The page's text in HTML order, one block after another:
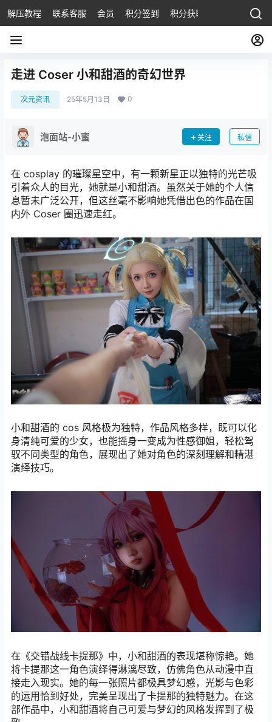
解压教程 联系客服 会员 积分签到 积分获取
走进 Coser 小和甜酒的奇幻世界
次元资讯 25年5月13日 0
泡面站-小蜜 关注 私信
在 cosplay 的璀璨星空中，有一颗新星正以独特的光芒吸
引着众人的目光，她就是小和甜酒。虽然关于她的个人信
息暂未广泛公开，但这丝毫不影响她凭借出色的作品在国
内外 Coser 圈迅速走红。
小和甜酒的 cos 风格极为独特，作品风格多样，既可以化
身清纯可爱的少女，也能摇身一变成为性感御姐，轻松驾
驭不同类型的角色，展现出了她对角色的深刻理解和精湛
演绎技巧。
在《交错战线卡提那》中，小和甜酒的表现堪称惊艳。她
将卡提那这一角色演绎得淋漓尽致，仿佛角色从动漫中直
接走入现实。她的每一张照片都极具梦幻感，光影与色彩
的运用恰到好处，完美呈现出了卡提那的独特魅力。在这
部作品中，小和甜酒将自己可爱与梦幻的风格发挥到了极